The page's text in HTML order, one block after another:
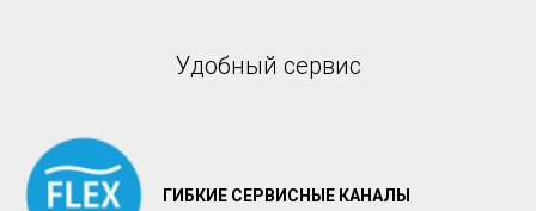
Удобный сервис
ГИБКИЕ СЕРВИСНЫЕ КАНАЛЫ